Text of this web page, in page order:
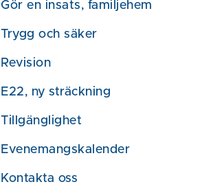
Gör en insats, familjehem
Trygg och säker
Revision
E22, ny sträckning
Tillgänglighet
Evenemangskalender
Kontakta oss